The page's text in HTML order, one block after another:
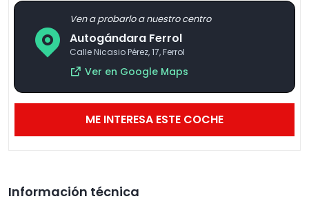
Ven a probarlo a nuestro centro
Autogándara Ferrol
Calle Nicasio Pérez, 17, Ferrol
Ver en Google Maps
ME INTERESA ESTE COCHE
Información técnica